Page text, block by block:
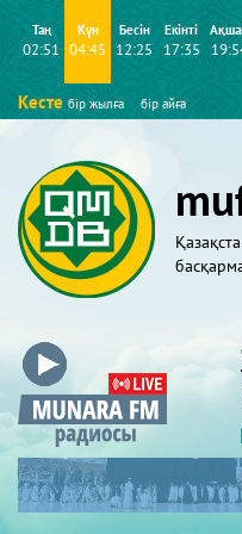
Таң
02:51
Күн
04:45
Бесін
12:25
Екінті
17:35
Кесте бір жылға бір айға